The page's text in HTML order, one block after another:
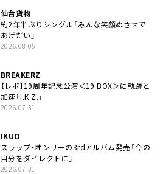
仙台貨物
約2年半ぶりシングル「みんな笑顔ぬさせで
あげだい」
2026.08.05
BREAKERZ
【レポ】19周年記念公演＜19 BOX＞に軌跡と
加速「I.K.Z.」
2026.07.31
IKUO
スラップ・オンリーの3rdアルバム発売「今の
自分をダイレクトに」
2026.07.31